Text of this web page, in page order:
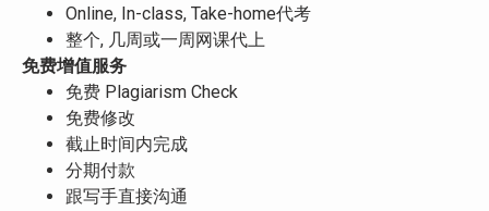
Online, In-class, Take-home代考
整个, 几周或一周网课代上
免费增值服务
免费 Plagiarism Check
免费修改
截止时间内完成
分期付款
跟写手直接沟通